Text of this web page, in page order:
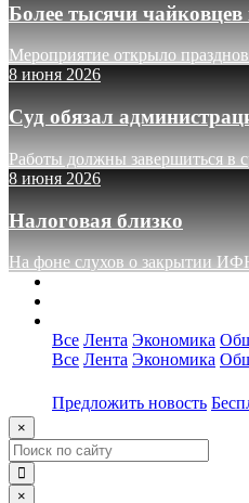
Более тысячи
Мероприятие открыло
8 июня 2026
Суд обязал
Работы должны завершиться в
8 июня 2026
Налоговая близко
На фоне слухов о закрытии
Все Лента Экономика
Все Лента Экономика
Предложить новость
×
×